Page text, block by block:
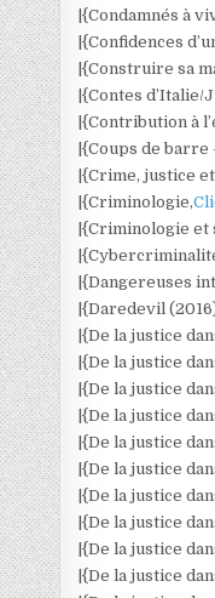
|{Condamnés à
|{Confidences
|{Construire sa
|{Contes
|{Contribution à
|{Coups de
|{Crime, justice
|{Criminologie,
|{Criminologie
|{Dangereuses
|{Daredevil
|{De la justice
|{De la justice
|{De la justice
|{De la justice
|{De la justice
|{De la justice
|{De la justice
|{De la justice
|{De la justice
|{De la justice